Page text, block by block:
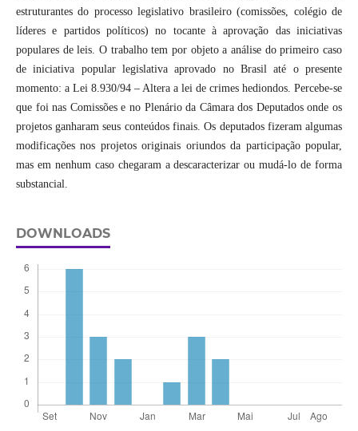
estruturantes do processo legislativo brasileiro (comissões, colégio de
líderes e partidos políticos) no tocante à aprovação das iniciativas
populares de leis. O trabalho tem por objeto a análise do primeiro caso
de iniciativa popular legislativa aprovado no Brasil até o presente
momento: a Lei 8.930/94 – Altera a lei de crimes hediondos. Percebe-se
que foi nas Comissões e no Plenário da Câmara dos Deputados onde os
projetos ganharam seus conteúdos finais. Os deputados fizeram algumas
modificações nos projetos originais oriundos da participação popular,
mas em nenhum caso chegaram a descaracterizar ou mudá-lo de forma
substancial.
DOWNLOADS